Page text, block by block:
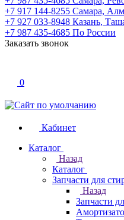
+7 917 144-8255 Самара,
+7 927 033-8948 Казань,
+7 987 435-4685 По России
Заказать звонок
0
Кабинет
Каталог
Назад
Каталог
Запчасти для
Назад
Запчасти